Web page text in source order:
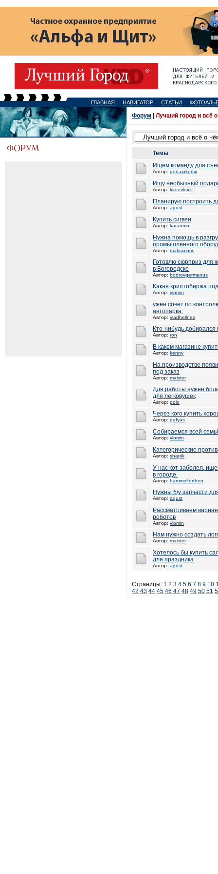
ГЛАВНАЯ НАВИГАТОР СТАТЬИ
Форум Лучший город и всё
Темы
Ищем команду для
Автор: genajokerfix
Ищу необычный
Автор: kireevlexx
Планирую построить
Автор: agust
Купить сигвеи
Автор: karaunin
Нужна помощь в
промышленного
Автор: maksimurin
Готовлю сюрприз для
в Богородске
Автор: bodrovgermanus
Какая криптобиржа
Автор: vlomin
ужен совет по
автопарка.
Автор: vladhellnex
Кто-нибудь
Автор: ron
В каком магазине
Автор: kenny
На производстве
под заказ
Автор: maister
Для работы нужен
для легковушек
Автор: polo
Через кого купить
Автор: gafyas
Собираемся всей
Автор: vlomin
Категорические
Автор: shapik
У нас кот заболел,
в городе.
Автор: hammelforthen
Нужны б/у запчасти
Автор: agust
Рассматриваем
роботов
Автор: vlomin
Нам нужно создать
Автор: maister
Хотелось бы купить
для праздника
Автор: agust
Страницы: 1 2 3 4 5 6 7 8 9 10
42 43 44 45 46 47 48 49 50 51